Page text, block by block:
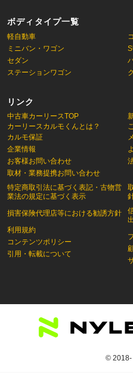
ボディタイプ一覧
軽自動車
ミニバン・ワゴン
セダン
ステーションワゴン
リンク
中古車カーリースTOP
カーリースカルモくんとは？
カルモ保証
企業情報
お客様お問い合わせ
取材・業務提携お問い合わせ
特定商取引法に基づく表記・古物営
業法の規定に基づく表示
損害保険代理店等における勧誘方針
利用規約
コンテンツポリシー
引用・転載について
© 2018-